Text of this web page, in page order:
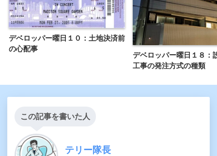
デベロッパー曜日１０：土地決済前
の心配事
デベロッパー曜日１８：
工事の発注方式の種類
この記事を書いた人
テリー隊長